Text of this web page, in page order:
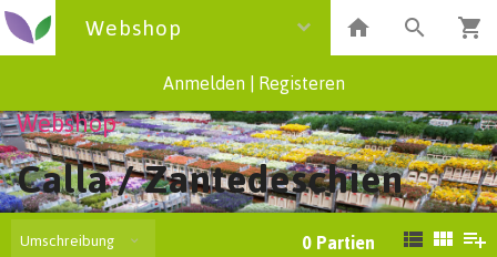
Webshop
Anmelden Registeren
Webshop
Calla / Zantedeschien
Umschreibung 0 Partien